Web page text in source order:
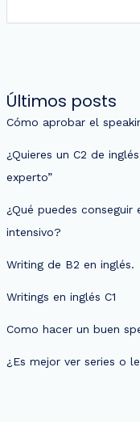
Últimos posts
Cómo aprobar el
¿Quieres un C2 de
experto”
¿Qué puedes
intensivo?
Writing de B2 en inglés.
Writings en inglés C1
Como hacer un buen
¿Es mejor ver series o